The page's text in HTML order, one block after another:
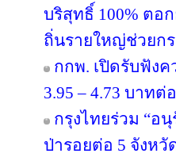
บริสุทธิ์ 100% ตอ
ถิ่นรายใหญ่ช่วยก
กกพ. เปิดรับฟังค
3.95 – 4.73 บาทต่
กรุงไทยร่วม “อ
ป่ารอยต่อ 5 จังห